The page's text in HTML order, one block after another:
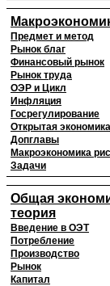
Предмет и метод
Рынок благ
Финансовый рынок
Рынок труда
ОЭР и Цикл
Инфляция
Госрегулирование
Открытая экономика
Допглавы
Макроэкономика
Задачи
Общая
теория
Введение в ОЭТ
Потребление
Производство
Рынок
Капитал